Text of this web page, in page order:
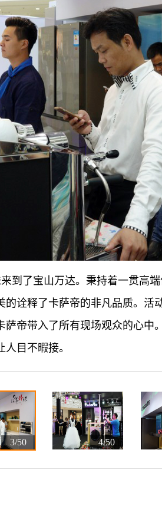
到了宝山万达。秉持着一贯高
诠释了卡萨帝的非凡品质。
萨帝带入了所有现场观众的心
目不暇接。
3/50 4/50